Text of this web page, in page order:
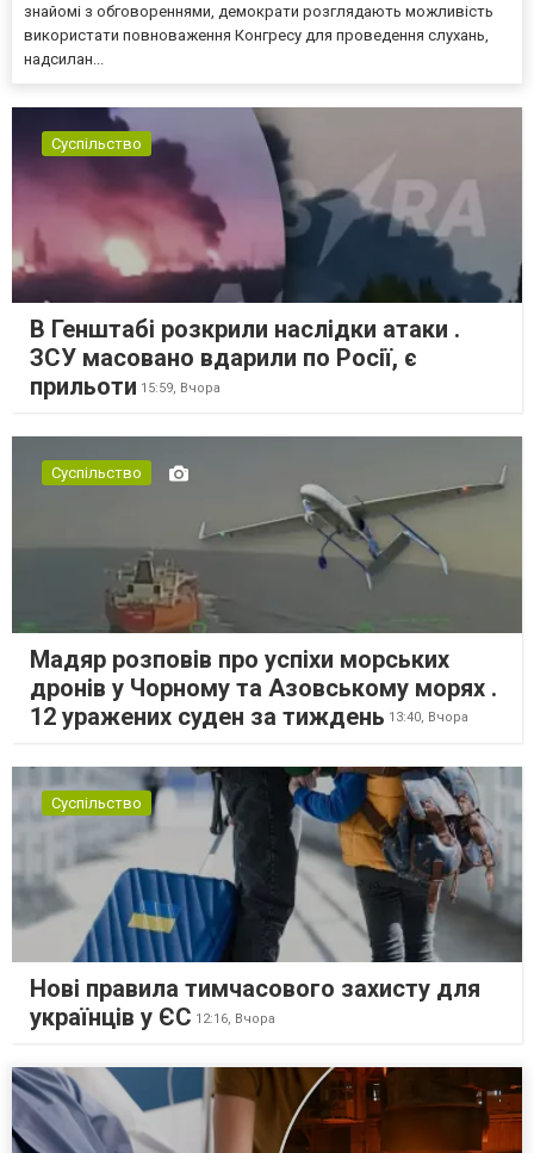
знайомі з обговореннями, демократи розглядають можливість
використати повноваження Конгресу для проведення слухань,
надсилан...
Суспільство
В Генштабі розкрили наслідки атаки .
ЗСУ масовано вдарили по Росії, є
прильоти 15:59, Вчора
Суспільство
Мадяр розповів про успіхи морських
дронів у Чорному та Азовському морях .
12 уражених суден за тиждень 13:40, Вчора
Суспільство
Нові правила тимчасового захисту для
українців у ЄС 12:16, Вчора